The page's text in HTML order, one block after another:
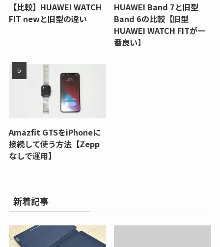
【比較】HUAWEI WATCH
FIT newと旧型の違い
HUAWEI Band 7と旧型
Band 6の比較【旧型
HUAWEI WATCH FITが一
番良い】
Amazfit GTSをiPhoneに
接続して使う方法【Zepp
なしで運用】
新着記事